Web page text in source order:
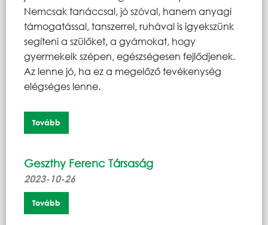
Nemcsak tanáccsal, jó szóval, hanem anyagi
támogatással, tanszerrel, ruhával is igyekszünk
segíteni a szülőket, a gyámokat, hogy
gyermekeik szépen, egészségesen fejlődjenek.
Az lenne jó, ha ez a megelőző tevékenység
elégséges lenne.
Tovább
Geszthy Ferenc Társaság
2023-10-26
Tovább